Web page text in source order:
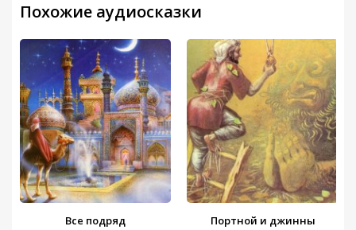
Похожие аудиосказки
Все подряд Портной и джинны